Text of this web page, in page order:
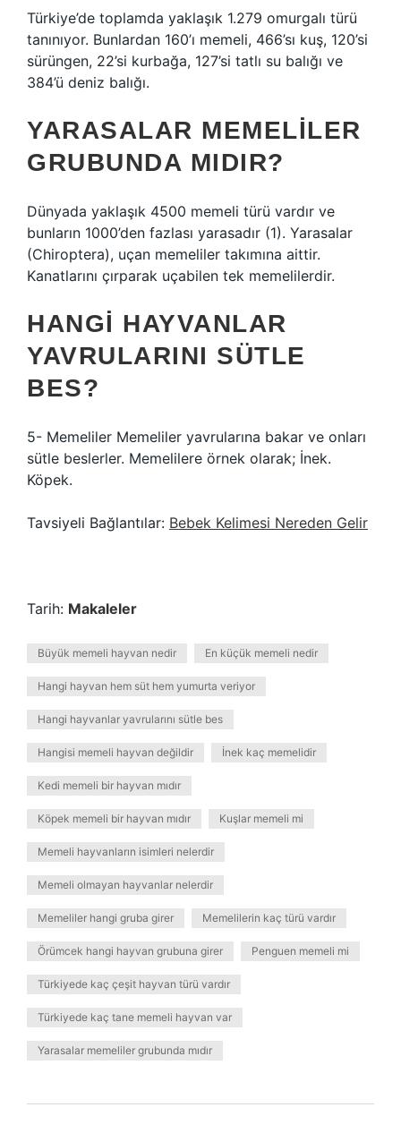
Türkiye’de toplamda yaklaşık 1.279 omurgalı türü
tanınıyor. Bunlardan 160’ı memeli, 466’sı kuş, 120’si
sürüngen, 22’si kurbağa, 127’si tatlı su balığı ve
384’ü deniz balığı.
YARASALAR MEMELILER
GRUBUNDA MIDIR?
Dünyada yaklaşık 4500 memeli türü vardır ve
bunların 1000’den fazlası yarasadır (1). Yarasalar
(Chiroptera), uçan memeliler takımına aittir.
Kanatlarını çırparak uçabilen tek memelilerdir.
HANGI HAYVANLAR
YAVRULARINI SÜTLE
BES?
5- Memeliler Memeliler yavrularına bakar ve onları
sütle beslerler. Memelilere örnek olarak; İnek.
Köpek.
Tavsiyeli Bağlantılar: Bebek Kelimesi Nereden Gelir
Tarih: Makaleler
Büyük memeli hayvan nedir En küçük memeli nedir
Hangi hayvan hem süt hem yumurta veriyor
Hangi hayvanlar yavrularını sütle bes
Hangisi memeli hayvan değildir İnek kaç memelidir
Kedi memeli bir hayvan mıdır
Köpek memeli bir hayvan mıdır Kuşlar memeli mi
Memeli hayvanların isimleri nelerdir
Memeli olmayan hayvanlar nelerdir
Memeliler hangi gruba girer Memelilerin kaç türü vardır
Örümcek hangi hayvan grubuna girer Penguen memeli mi
Türkiyede kaç çeşit hayvan türü vardır
Türkiyede kaç tane memeli hayvan var
Yarasalar memeliler grubunda mıdır